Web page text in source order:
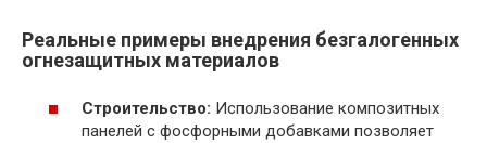
Реальные примеры внедрения безгалогенных
огнезащитных материалов
Строительство: Использование композитных
панелей с фосфорными добавками позволяет